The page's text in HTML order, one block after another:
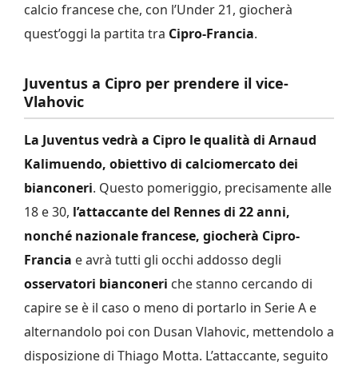
calcio francese che, con l’Under 21, giocherà
quest’oggi la partita tra Cipro-Francia.
Juventus a Cipro per prendere il vice-
Vlahovic
La Juventus vedrà a Cipro le qualità di Arnaud
Kalimuendo, obiettivo di calciomercato dei
bianconeri. Questo pomeriggio, precisamente alle
18 e 30, l’attaccante del Rennes di 22 anni,
nonché nazionale francese, giocherà Cipro-
Francia e avrà tutti gli occhi addosso degli
osservatori bianconeri che stanno cercando di
capire se è il caso o meno di portarlo in Serie A e
alternandolo poi con Dusan Vlahovic, mettendolo a
disposizione di Thiago Motta. L’attaccante, seguito